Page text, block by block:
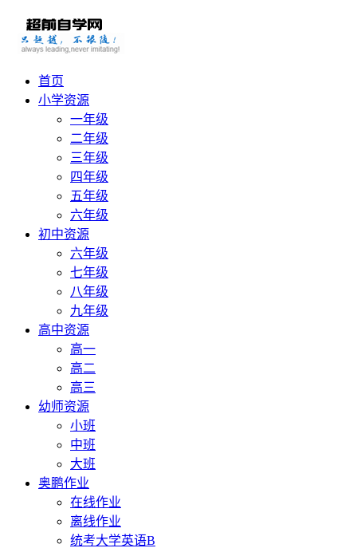
首页
小学资源
一年级
二年级
三年级
四年级
五年级
六年级
初中资源
六年级
七年级
八年级
九年级
高中资源
高一
高二
高三
幼师资源
小班
中班
大班
奥鹏作业
在线作业
离线作业
统考大学英语B